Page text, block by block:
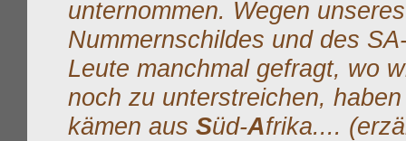
unternommen. Wegen
Nummernschildes und des
Leute manchmal gefragt, wo
noch zu unterstreichen,
kämen aus Süd-Afrika....